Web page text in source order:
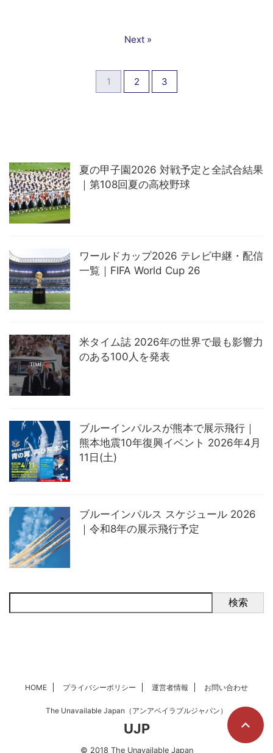
1 2 3
Next »
夏の甲子園2026 対戦予定と全試合結果
｜第108回夏の高校野球
ワールドカップ2026 テレビ中継・配信
一覧｜FIFA World Cup 26
米タイム誌 2026年の世界で最も影響力
のある100人を発表
ブルーインパルスが熊本で展示飛行｜
熊本地震10年復興イベント 2026年4月
11日(土)
ブルーインパルス スケジュール 2026
｜令和8年の展示飛行予定
検索
HOME プライバシーポリシー 運営者情報 お問い合わせ
The Unavailable Japan（アンアベイラブルジャパン）
UJP
© 2018 The Unavailable Japan